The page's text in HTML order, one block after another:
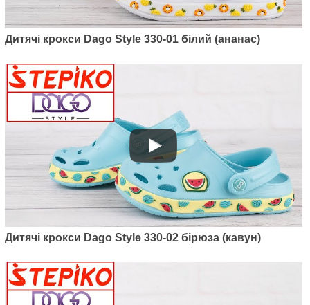
Крокси Kredo 2091-02 (лаванда/
фіолет)
395
Дитячі крокси Dago Style 330-01 білий (ананас)
Дитячі крокси Dago Style 330-02 бірюза (кавун)